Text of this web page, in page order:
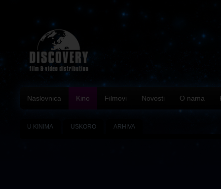
Naslovnica Kino Filmovi Novosti O nama
U KINIMA USKORO ARHIVA